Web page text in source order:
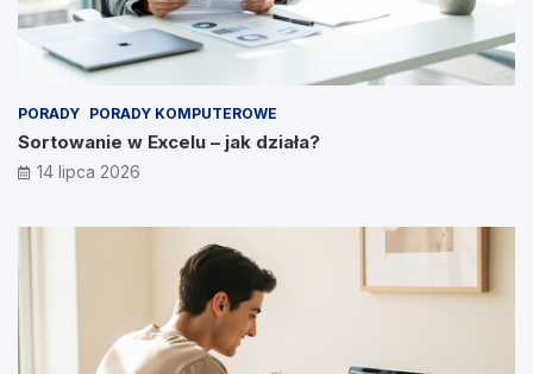
PORADY PORADY KOMPUTEROWE
Sortowanie w Excelu – jak działa?
14 lipca 2026